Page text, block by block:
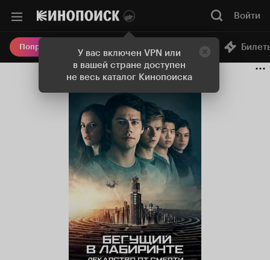
У вас включен VPN или
в вашей стране доступен
не весь каталог Кинопоиска
Войти
Попробовать Плюс Онлайн-кинотеатр